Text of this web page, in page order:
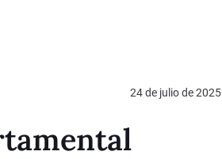
24 de julio de 2025